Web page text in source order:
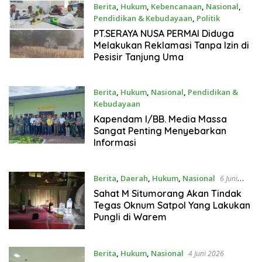
Berita, Hukum, Kebencanaan, Nasional,
Pendidikan & Kebudayaan, Politik
7 Juni 2026
PT.SERAYA NUSA PERMAI Diduga
Melakukan Reklamasi Tanpa Izin di
Pesisir Tanjung Uma
Berita, Hukum, Nasional, Pendidikan &
Kebudayaan
7 Juni 2026
Kapendam I/BB. Media Massa
Sangat Penting Menyebarkan
Informasi
Berita, Daerah, Hukum, Nasional 6 Juni
2026
Sahat M Situmorang Akan Tindak
Tegas Oknum Satpol Yang Lakukan
Pungli di Warem
Berita, Hukum, Nasional 4 Juni 2026